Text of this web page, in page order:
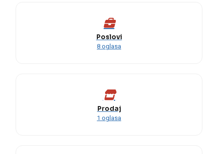
Poslovi
8 oglasa
Prodaj
1 oglasa